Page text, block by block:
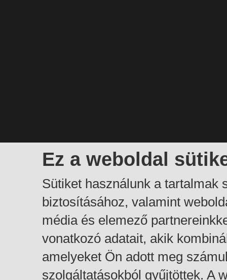
Ez a weboldal
Sütiket használunk a tartalmak
biztosításához, valamint
média és elemező
vonatkozó adatait, akik
amelyeket Ön adott meg
szolgáltatásokból gyűjtöttek. A